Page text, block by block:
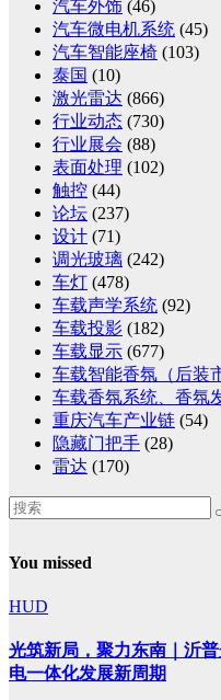
汽车外饰 (46)
汽车微电机系统 (45)
汽车智能座椅 (103)
泰国 (10)
激光雷达 (866)
行业动态 (730)
行业展会 (88)
表面处理 (102)
触控 (44)
论坛 (237)
设计 (71)
调光玻璃 (242)
车灯 (478)
车载声学系统 (92)
车载投影 (182)
车载显示 (677)
车载智能香氛（后装
车载香氛系统、香氛
重庆汽车产业链 (54)
隐藏门把手 (28)
雷达 (170)
You missed
HUD
光筑新局，聚力东南｜沂
电一体化发展新周期